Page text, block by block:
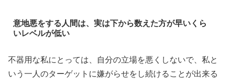
意地悪をする人間は、実は下から数えた方が早いくら
いレベルが低い
不器用な私にとっては、自分の立場を悪くしないで、私と
いう一人のターゲットに嫌がらせをし続けることが出来る